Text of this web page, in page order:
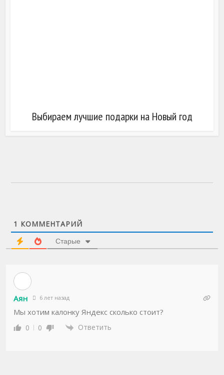
Выбираем лучшие подарки на Новый год
1 КОММЕНТАРИЙ
Старые
Аян 6 лет назад
Мы хотим калонку Яндекс сколько стоит?
0 0 Ответить